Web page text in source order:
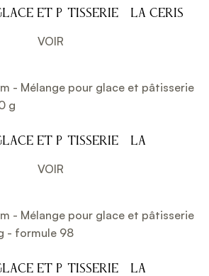
et pâtisserie à la cerise
VOIR
et pâtisserie à la
VOIR
et pâtisserie à la